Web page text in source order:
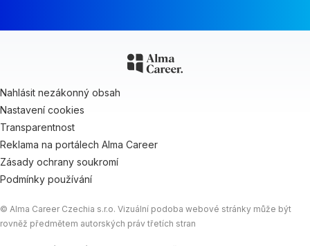
Nahlásit nezákonný obsah
Nastavení cookies
Transparentnost
Reklama na portálech Alma Career
Zásady ochrany soukromí
Podmínky používání
© Alma Career Czechia s.r.o. Vizuální podoba webové stránky může být
rovněž předmětem autorských práv třetích stran